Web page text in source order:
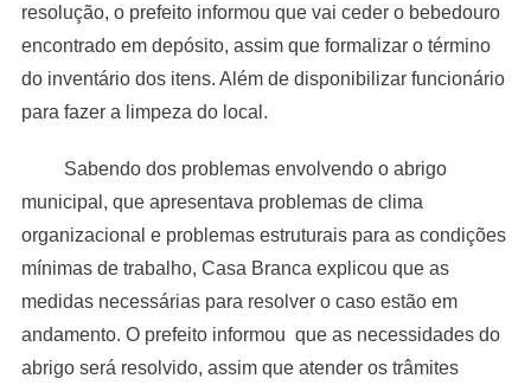
resolução, o prefeito informou que vai ceder o bebedouro
encontrado em depósito, assim que formalizar o término
do inventário dos itens. Além de disponibilizar funcionário
para fazer a limpeza do local.
Sabendo dos problemas envolvendo o abrigo
municipal, que apresentava problemas de clima
organizacional e problemas estruturais para as condições
mínimas de trabalho, Casa Branca explicou que as
medidas necessárias para resolver o caso estão em
andamento. O prefeito informou que as necessidades do
abrigo será resolvido, assim que atender os trâmites